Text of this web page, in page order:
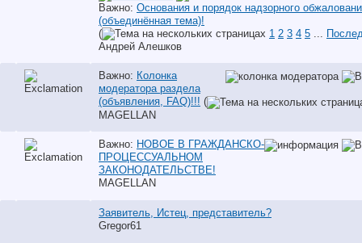
Важно: Основания и порядок надзорного
(объединённая тема)!
(
1 2 3 4 5
Андрей Алешков
Важно: Колонка
модератора раздела
(объявления, FAQ)!!! (
MAGELLAN
Важно: НОВОЕ В ГРАЖДАНСКО-
ПРОЦЕССУАЛЬНОМ
ЗАКОНОДАТЕЛЬСТВЕ!
MAGELLAN
Заявитель, Истец, представитель?
Gregor61